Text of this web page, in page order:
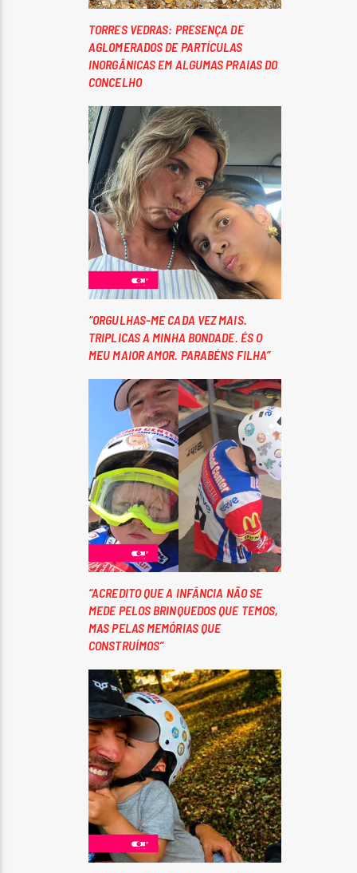
TORRES VEDRAS: PRESENÇA DE
AGLOMERADOS DE PARTÍCULAS
INORGÂNICAS EM ALGUMAS PRAIAS DO
CONCELHO
“ORGULHAS-ME CADA VEZ MAIS.
TRIPLICAS A MINHA BONDADE. ÉS O
MEU MAIOR AMOR. PARABÉNS FILHA”
“ACREDITO QUE A INFÂNCIA NÃO SE
MEDE PELOS BRINQUEDOS QUE TEMOS,
MAS PELAS MEMÓRIAS QUE
CONSTRUÍMOS”